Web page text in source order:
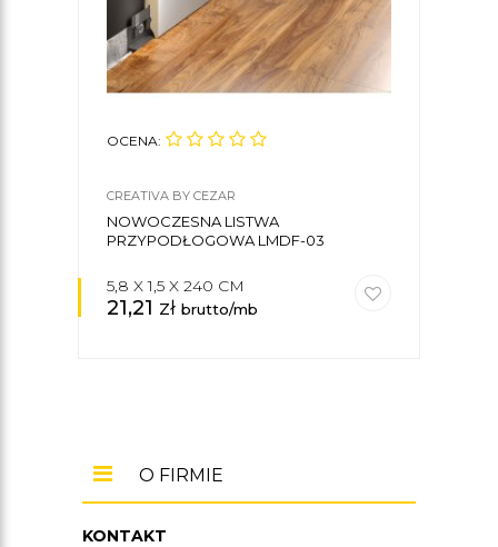
OCENA:
CREATIVA BY CEZAR
NOWOCZESNA LISTWA
PRZYPODŁOGOWA LMDF-03
5,8 X 1,5 X 240 CM
21,21 zł brutto/mb
KONTAKT
O FIRMIE